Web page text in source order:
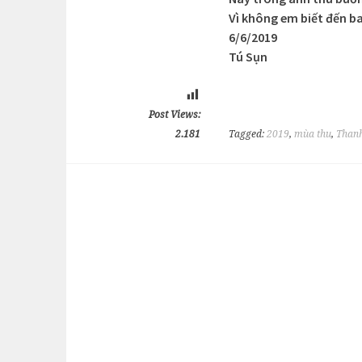
Vì không em biết đến
6/6/2019
Tú Sụn
Post Views:
2.181
Tagged: 2019, mùa thu,